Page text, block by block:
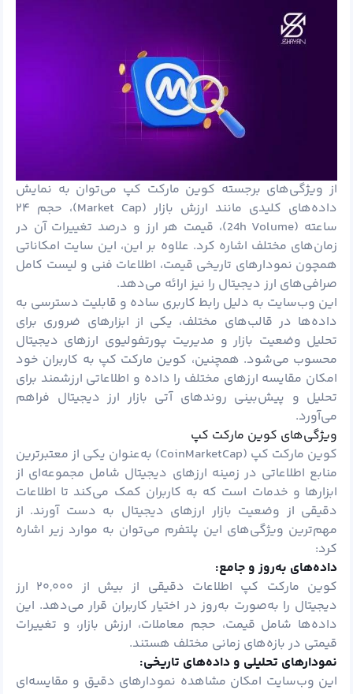
از ویژگی‌های برجسته کوین مارکت کپ می‌توان به نمایش
داده‌های کلیدی مانند ارزش بازار (Market Cap)، حجم ۲۴
ساعته (24h Volume)، قیمت هر ارز و درصد تغییرات آن در
زمان‌های مختلف اشاره کرد. علاوه بر این، این سایت امکاناتی
همچون نمودارهای تاریخی قیمت، اطلاعات فنی و لیست کامل
صرافی‌های ارز دیجیتال را نیز ارائه می‌دهد.
این وب‌سایت به دلیل رابط کاربری ساده و قابلیت دسترسی به
داده‌ها در قالب‌های مختلف، یکی از ابزارهای ضروری برای
تحلیل وضعیت بازار و مدیریت پورتفولیوی ارزهای دیجیتال
محسوب می‌شود. همچنین، کوین مارکت کپ به کاربران خود
امکان مقایسه ارزهای مختلف را داده و اطلاعاتی ارزشمند برای
تحلیل و پیش‌بینی روندهای آتی بازار ارز دیجیتال فراهم
می‌آورد.
ویژگی‌های کوین مارکت کپ
کوین مارکت کپ (CoinMarketCap) به‌عنوان یکی از معتبرترین
منابع اطلاعاتی در زمینه ارزهای دیجیتال شامل مجموعه‌ای از
ابزارها و خدمات است که به کاربران کمک می‌کند تا اطلاعات
دقیقی از وضعیت بازار ارزهای دیجیتال به دست آورند. از
مهم‌ترین ویژگی‌های این پلتفرم می‌توان به موارد زیر اشاره
کرد:
داده‌های به‌روز و جامع:
کوین مارکت کپ اطلاعات دقیقی از بیش از ۲۰,۰۰۰ ارز
دیجیتال را به‌صورت به‌روز در اختیار کاربران قرار می‌دهد. این
داده‌ها شامل قیمت، حجم معاملات، ارزش بازار، و تغییرات
قیمتی در بازه‌های زمانی مختلف هستند.
نمودارهای تحلیلی و داده‌های تاریخی:
این وب‌سایت امکان مشاهده نمودارهای دقیق و مقایسه‌ای